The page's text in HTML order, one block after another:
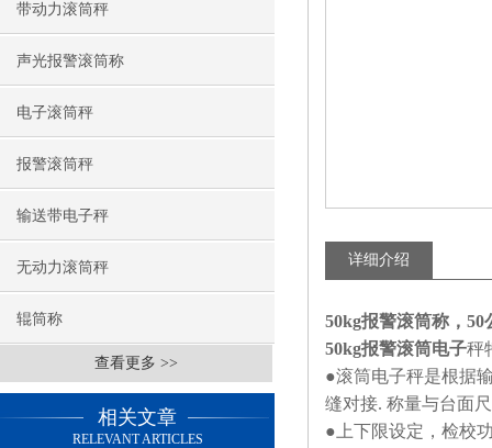
带动力滚筒秤
声光报警滚筒称
电子滚筒秤
报警滚筒秤
输送带电子秤
无动力滚筒秤
辊筒称
查看更多 >>
相关文章
RELEVANT ARTICLES
详细介绍
50kg报警滚筒称，
50kg报警滚筒电子秤
●滚筒电子秤是根据
缝对接. 称量与台面
●上下限设定，检校